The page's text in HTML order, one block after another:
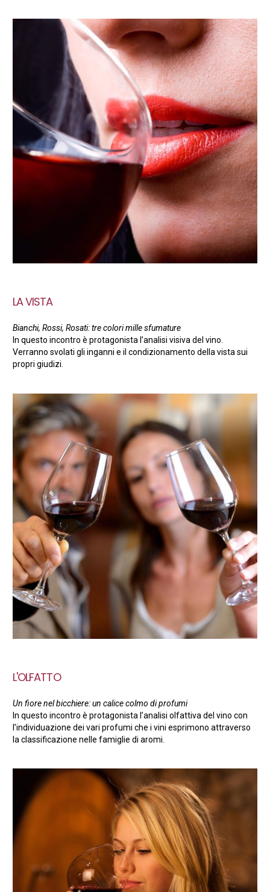
LA VISTA
Bianchi, Rossi, Rosati: tre colori mille sfumature
In questo incontro è protagonista l’analisi visiva del vino.
Verranno svolati gli inganni e il condizionamento della vista sui
propri giudizi.
L'OLFATTO
Un fiore nel bicchiere: un calice colmo di profumi
In questo incontro è protagonista l’analisi olfattiva del vino con
l’individuazione dei vari profumi che i vini esprimono attraverso
la classificazione nelle famiglie di aromi.